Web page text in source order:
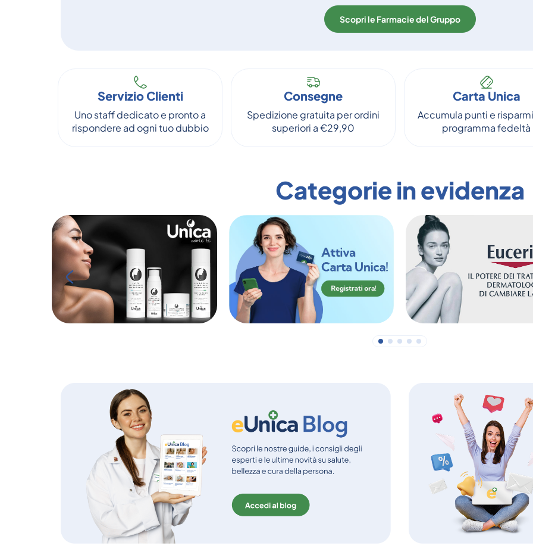
Scopri le Farmacie del Gruppo
Servizio Clienti
Uno staff dedicato e pronto a
rispondere ad ogni tuo dubbio
Consegne
Spedizione gratuita per ordini
superiori a €29,90
Carta Unica
Accumula punti e
programma fedeltà
Categorie in evidenza